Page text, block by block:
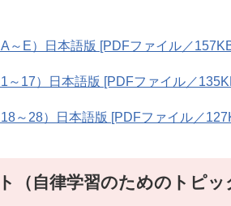
～E）日本語版 [PDFファイル／
～17）日本語版 [PDFファイル／
～28）日本語版 [PDFファイル／
（自律学習のためのトピッ